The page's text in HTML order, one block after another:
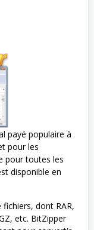
payé populaire à
pour les
pour toutes les
disponible en
dont RAR,
etc. BitZipper